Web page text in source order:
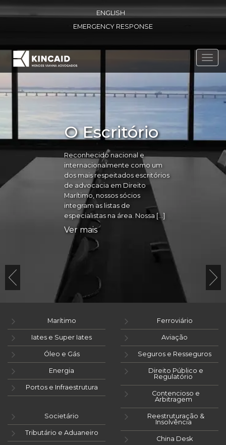
ENGLISH
EMERGENCY RESPONSE
O Escritório
Reconhecido nacional e
internacionalmente como um
dos mais respeitados escritórios
de advocacia em Direito
Marítimo, nossos sócios
integram as listas de
especialistas na área. Nossa […]
Ver mais
Marítimo
Iates e Super Iates
Óleo e Gás
Energia
Portos e Infraestrutura
Ferroviário
Aviação
Seguros e Resseguros
Direito Público e
Regulatório
Contencioso e
Arbitragem
Societário
Tributário e Aduaneiro
Reestruturação &
Insolvência
China Desk